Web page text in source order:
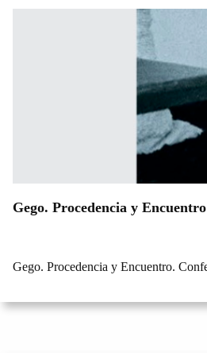
Gego. Procedencia y Encuentro
Gego. Procedencia y Encuentro.